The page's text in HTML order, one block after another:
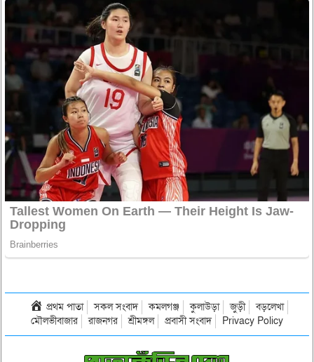
প্রথম পাতা সকল সংবাদ কমলগঞ্জ কুলাউড়া জুড়ী
বড়লেখা
মৌলভীবাজার
রাজনগর শ্রীমঙ্গল প্রবাসী সংবাদ Privacy Policy